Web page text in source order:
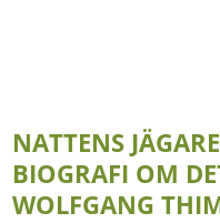
NATTENS
BIOGRAFI OM
WOLFGANG